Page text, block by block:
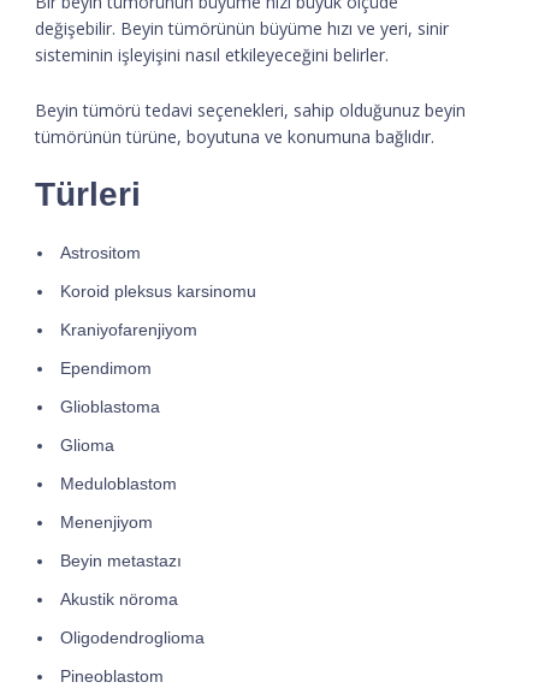
değişebilir. Beyin tümörünün büyüme hızı ve yeri, sinir
sisteminin işleyişini nasıl etkileyeceğini belirler.
Beyin tümörü tedavi seçenekleri, sahip olduğunuz beyin
tümörünün türüne, boyutuna ve konumuna bağlıdır.
Türleri
Astrositom
Koroid pleksus karsinomu
Kraniyofarenjiyom
Ependimom
Glioblastoma
Glioma
Meduloblastom
Menenjiyom
Beyin metastazı
Akustik nöroma
Oligodendroglioma
Pineoblastom